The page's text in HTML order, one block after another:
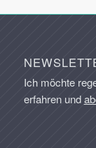
Ich möchte
erfahren und